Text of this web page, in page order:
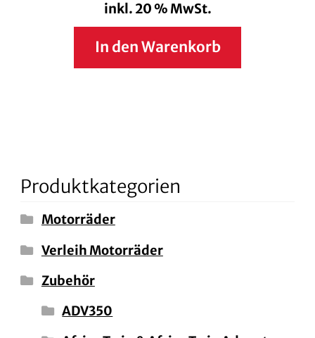
inkl. 20 % MwSt.
In den Warenkorb
Produktkategorien
Motorräder
Verleih Motorräder
Zubehör
ADV350